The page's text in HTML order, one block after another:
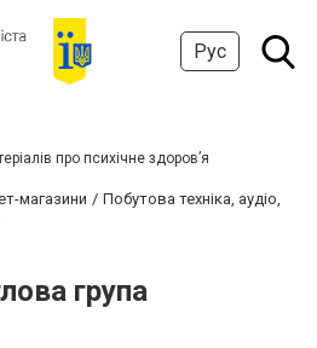
Рус
про психічне здоров’я
магазини
Побутова техніка, аудіо,
група